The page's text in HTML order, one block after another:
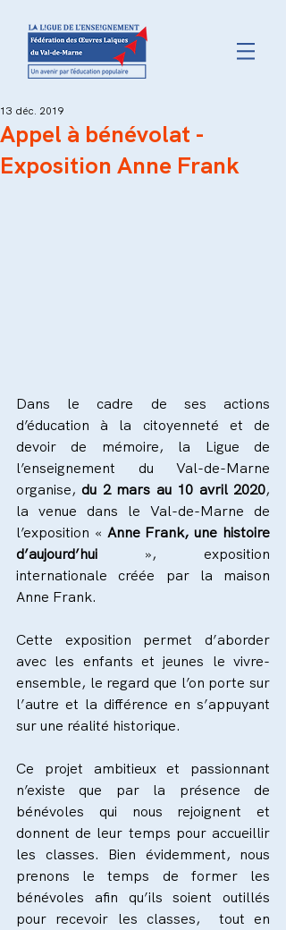
Appel à bénévolat -
Exposition Anne Frank
13 déc. 2019
Dans le cadre de ses actions
d’éducation à la citoyenneté et de
devoir de mémoire, la Ligue de
l’enseignement du Val-de-Marne
organise, du 2 mars au 10 avril 2020,
la venue dans le Val-de-Marne de
l’exposition « Anne Frank, une histoire
d’aujourd’hui », exposition
internationale créée par la maison
Anne Frank.
Cette exposition permet d’aborder
avec les enfants et jeunes le vivre-
ensemble, le regard que l’on porte sur
l’autre et la différence en s’appuyant
sur une réalité historique.
Ce projet ambitieux et passionnant
n’existe que par la présence de
bénévoles qui nous rejoignent et
donnent de leur temps pour accueillir
les classes. Bien évidemment, nous
prenons le temps de former les
bénévoles afin qu’ils soient outillés
pour recevoir les classes,  tout en